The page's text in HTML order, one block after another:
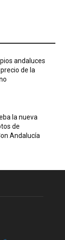
andaluces
de la
la nueva
de
Andalucía